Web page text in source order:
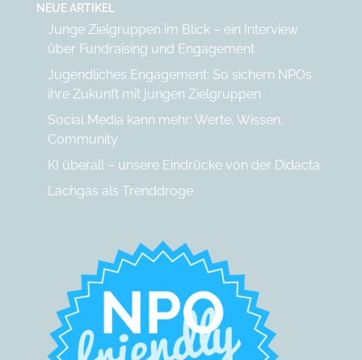
NEUE ARTIKEL
Junge Zielgruppen im Blick – ein Interview
über Fundraising und Engagement
Jugendliches Engagement: So sichern NPOs
ihre Zukunft mit jungen Zielgruppen
Social Media kann mehr: Werte, Wissen,
Community
KI überall – unsere Eindrücke von der Didacta
Lachgas als Trenddroge